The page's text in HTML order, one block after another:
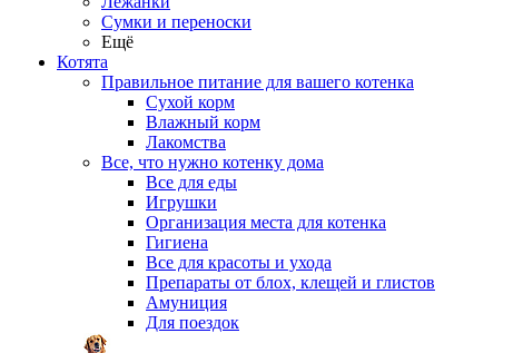
Сумки и переноски
Ещё
Котята
Правильное питание для вашего котенка
Сухой корм
Влажный корм
Лакомства
Все, что нужно котенку дома
Все для еды
Игрушки
Организация места для котенка
Гигиена
Все для красоты и ухода
Препараты от блох, клещей и глистов
Амуниция
Для поездок